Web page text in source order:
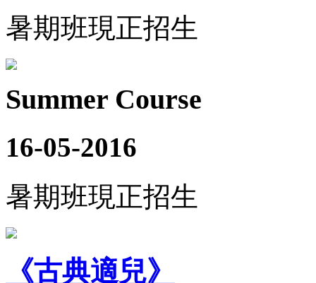
暑期班現正招生
Summer Course
16-05-2016
暑期班現正招生
《古典適兒》